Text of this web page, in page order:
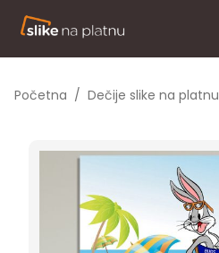
Početna / Dečije slike na platnu